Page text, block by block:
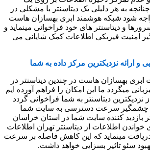
به هر دلیلی یک دیتاسنتر با مشکلی در
شود شبکه هوشمند ابری بهسازان هاست
و دیتاسنتر های خود فراخوانی مینماید و
امنیت فیزیکی اطلاعات کمک شایانی می
ابری بهسازان هاست در چندین دیتاسنتر در
میگردد ما این امکان را فراهم آورده ایم
دیتاسنتر به شما فراخوانی گردد
چشمگیر سرعت دسترسی به سایت شما
بازدید کننده سایت شما در استان خراسان
اطلاعات از دیتاسنتر تهران اطلاعات
دریافت مینماید که این کاهش فاصله بر سرعت
سئو تاثیر بسزایی خواهد داشت.